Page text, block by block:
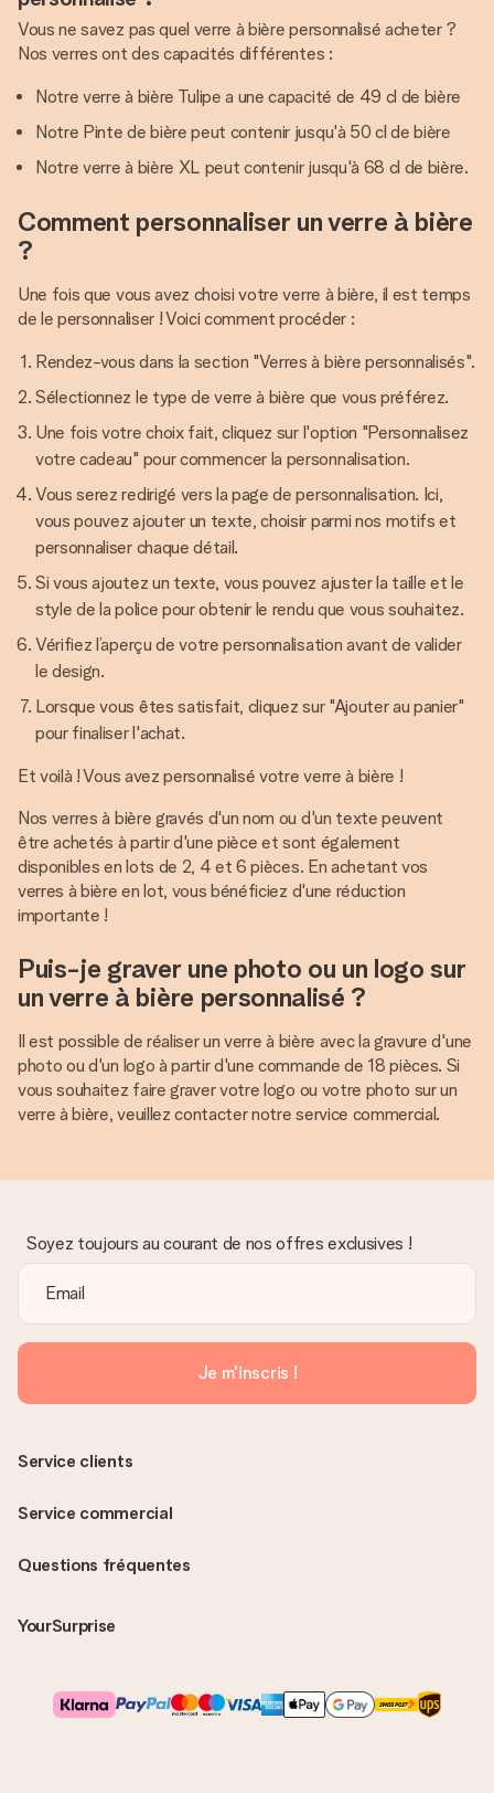
Vous ne savez pas quel verre à bière personnalisé acheter ?
Nos verres ont des capacités différentes :
Notre verre à bière Tulipe a une capacité de 49 cl de bière
Notre Pinte de bière peut contenir jusqu'à 50 cl de bière
Notre verre à bière XL peut contenir jusqu'à 68 cl de bière.
Comment personnaliser un verre à bière
?
Une fois que vous avez choisi votre verre à bière, il est temps
de le personnaliser ! Voici comment procéder :
Rendez-vous dans la section "Verres à bière personnalisés".
Sélectionnez le type de verre à bière que vous préférez.
Une fois votre choix fait, cliquez sur l'option "Personnalisez
votre cadeau" pour commencer la personnalisation.
Vous serez redirigé vers la page de personnalisation. Ici,
vous pouvez ajouter un texte, choisir parmi nos motifs et
personnaliser chaque détail.
Si vous ajoutez un texte, vous pouvez ajuster la taille et le
style de la police pour obtenir le rendu que vous souhaitez.
Vérifiez l’aperçu de votre personnalisation avant de valider
le design.
Lorsque vous êtes satisfait, cliquez sur "Ajouter au panier"
pour finaliser l'achat.
Et voilà ! Vous avez personnalisé votre verre à bière !
Nos verres à bière gravés d'un nom ou d'un texte peuvent
être achetés à partir d'une pièce et sont également
disponibles en lots de 2, 4 et 6 pièces. En achetant vos
verres à bière en lot, vous bénéficiez d'une réduction
importante !
Puis-je graver une photo ou un logo sur
un verre à bière personnalisé ?
Il est possible de réaliser un verre à bière avec la gravure d'une
photo ou d'un logo à partir d'une commande de 18 pièces. Si
vous souhaitez faire graver votre logo ou votre photo sur un
verre à bière, veuillez contacter notre service commercial.
Soyez toujours au courant de nos offres exclusives !
Je m'inscris !
Questions fréquentes
YourSurprise
Service clients
Service commercial